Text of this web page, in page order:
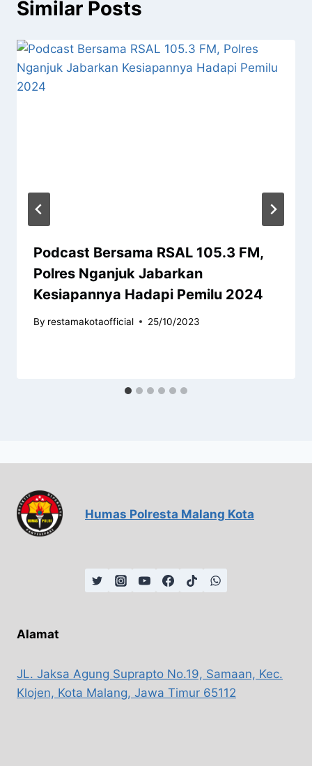
Similar Posts
Podcast Bersama RSAL 105.3 FM,
Polres Nganjuk Jabarkan
Kesiapannya Hadapi Pemilu 2024
By restamakotaofficial 25/10/2023
Humas Polresta Malang Kota
Alamat
JL. Jaksa Agung Suprapto No.19, Samaan, Kec.
Klojen, Kota Malang, Jawa Timur 65112